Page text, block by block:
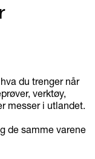
du trenger når
verktøy,
messer i utlandet.
de samme varene